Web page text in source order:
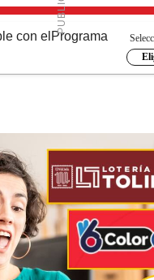
con el Programa